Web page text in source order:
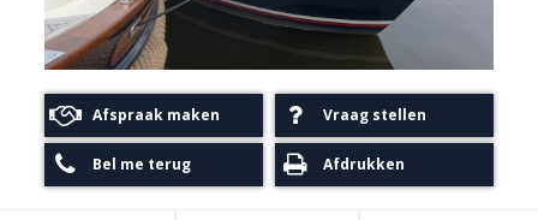
Afspraak maken Vraag stellen
Bel me terug Afdrukken